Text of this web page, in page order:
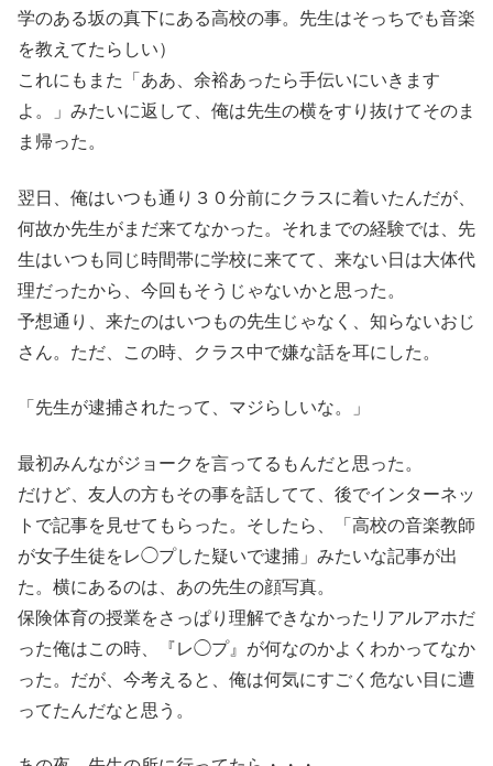
学のある坂の真下にある高校の事。先生はそっちでも音楽
を教えてたらしい）
これにもまた「ああ、余裕あったら手伝いにいきます
よ。」みたいに返して、俺は先生の横をすり抜けてそのま
ま帰った。
翌日、俺はいつも通り３０分前にクラスに着いたんだが、
何故か先生がまだ来てなかった。それまでの経験では、先
生はいつも同じ時間帯に学校に来てて、来ない日は大体代
理だったから、今回もそうじゃないかと思った。
予想通り、来たのはいつもの先生じゃなく、知らないおじ
さん。ただ、この時、クラス中で嫌な話を耳にした。
「先生が逮捕されたって、マジらしいな。」
最初みんながジョークを言ってるもんだと思った。
だけど、友人の方もその事を話してて、後でインターネッ
トで記事を見せてもらった。そしたら、「高校の音楽教師
が女子生徒をレ◯プした疑いで逮捕」みたいな記事が出
た。横にあるのは、あの先生の顔写真。
保険体育の授業をさっぱり理解できなかったリアルアホだ
った俺はこの時、『レ◯プ』が何なのかよくわかってなか
った。だが、今考えると、俺は何気にすごく危ない目に遭
ってたんだなと思う。